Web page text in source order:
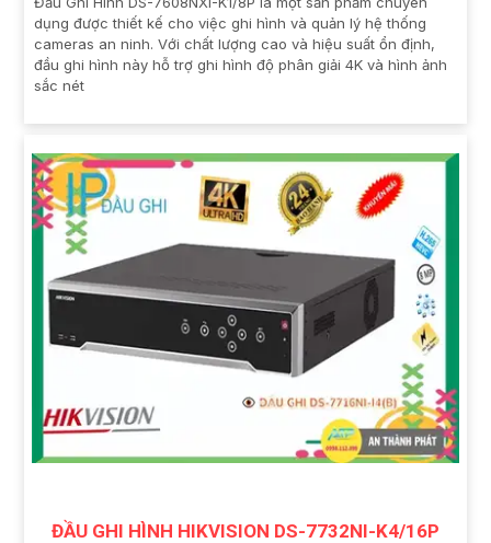
dụng được thiết kế cho việc ghi hình và quản lý hệ thống
cameras an ninh. Với chất lượng cao và hiệu suất ổn định,
đầu ghi hình này hỗ trợ ghi hình độ phân giải 4K và hình ảnh
sắc nét
ĐẦU GHI HÌNH HIKVISION DS-7732NI-K4/16P